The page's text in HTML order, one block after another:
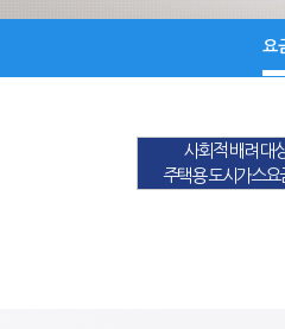
요
사회적 배려 대
주택용 도시가스요